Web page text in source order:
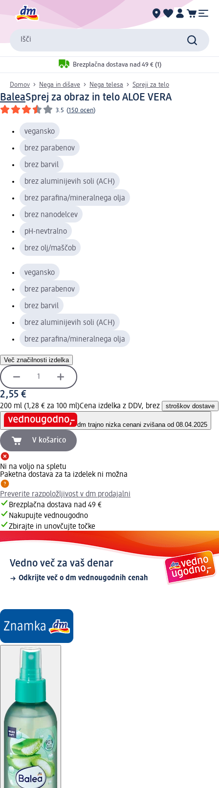
Išči
Brezplačna dostava nad 49 € (1)
Domov Nega in dišave Nega telesa Spreji za telo
BaleaSprej za obraz in telo ALOE VERA
3.5 (150 ocen)
vegansko
brez parabenov
brez barvil
brez aluminijevih soli (ACH)
brez parafina/mineralnega olja
brez nanodelcev
pH-nevtralno
brez olj/maščob
vegansko
brez parabenov
brez barvil
brez aluminijevih soli (ACH)
brez parafina/mineralnega olja
Več značilnosti izdelka
2,55 €
200 ml (1,28 € za 100 ml)Cena izdelka z DDV, brez stroškov dostave
dm trajno nizka cenani zvišana od 08.04.2025
V košarico
Ni na voljo na spletu
Paketna dostava za ta izdelek ni možna
Preverite razpoložljivost v dm prodajalni
Brezplačna dostava nad 49 €
Nakupujte vednougodno
Zbirajte in unovčujte točke
Vedno več za vaš denar
Odkrijte več o dm vednougodnih cenah